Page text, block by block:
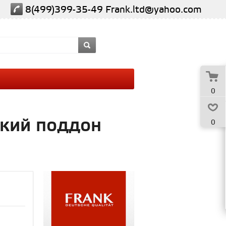
8(499)399-35-49 Frank.ltd@yahoo.com
0
0
поддон